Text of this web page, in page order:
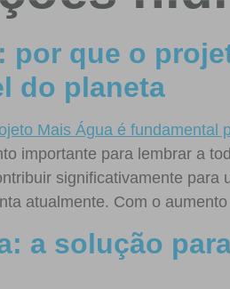
por que o
do planeta
importante para lembrar a
significativamente
atualmente. Com o
a solução